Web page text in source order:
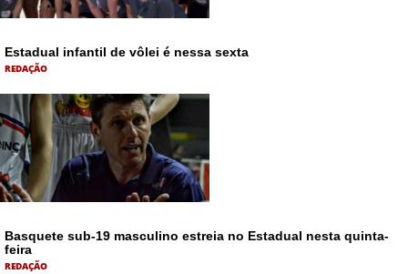
Estadual infantil de vôlei é nessa sexta
REDAÇÃO
Basquete sub-19 masculino estreia no Estadual nesta quinta-
feira
REDAÇÃO